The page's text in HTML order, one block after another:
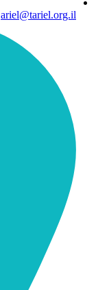
ariel@tariel.org.il